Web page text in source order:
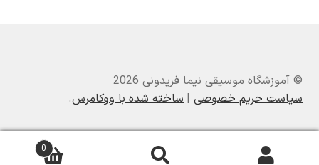
© آموزشگاه موسیقی نیما فریدونی 2026
سیاست حریم خصوصی ساخته شده با ووکامرس.
0